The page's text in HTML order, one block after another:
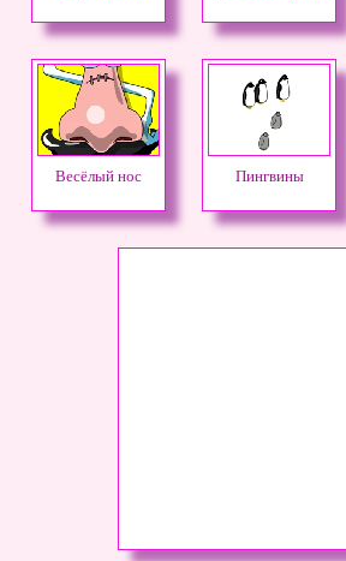
Весёлый нос Пингвины